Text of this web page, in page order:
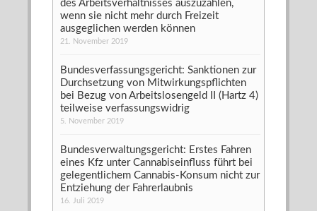
des Arbeitsverhältnisses auszuzahlen,
wenn sie nicht mehr durch Freizeit
ausgeglichen werden können
21. November 2019
Bundesverfassungsgericht: Sanktionen zur
Durchsetzung von Mitwirkungspflichten
bei Bezug von Arbeitslosengeld II (Hartz 4)
teilweise verfassungswidrig
5. November 2019
Bundesverwaltungsgericht: Erstes Fahren
eines Kfz unter Cannabiseinfluss führt bei
gelegentlichem Cannabis-Konsum nicht zur
Entziehung der Fahrerlaubnis
16. Juli 2019